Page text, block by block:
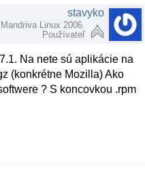
stavyko
Mandriva Linux 2006
Používateľ
Na nete sú aplikácie na
(konkrétne Mozilla) Ako
? S koncovkou .rpm